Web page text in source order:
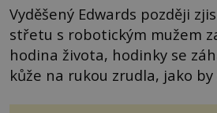
Vyděšený Edwards později
střetu s robotickým mužem
hodina života, hodinky se
kůže na rukou zrudla, jako